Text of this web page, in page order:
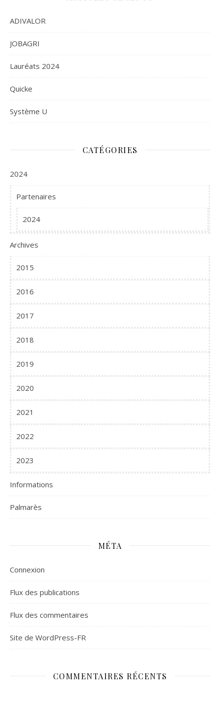
ADIVALOR
JOBAGRI
Lauréats 2024
Quicke
Système U
CATÉGORIES
2024
Partenaires
2024
Archives
2015
2016
2017
2018
2019
2020
2021
2022
2023
Informations
Palmarès
MÉTA
Connexion
Flux des publications
Flux des commentaires
Site de WordPress-FR
COMMENTAIRES RÉCENTS